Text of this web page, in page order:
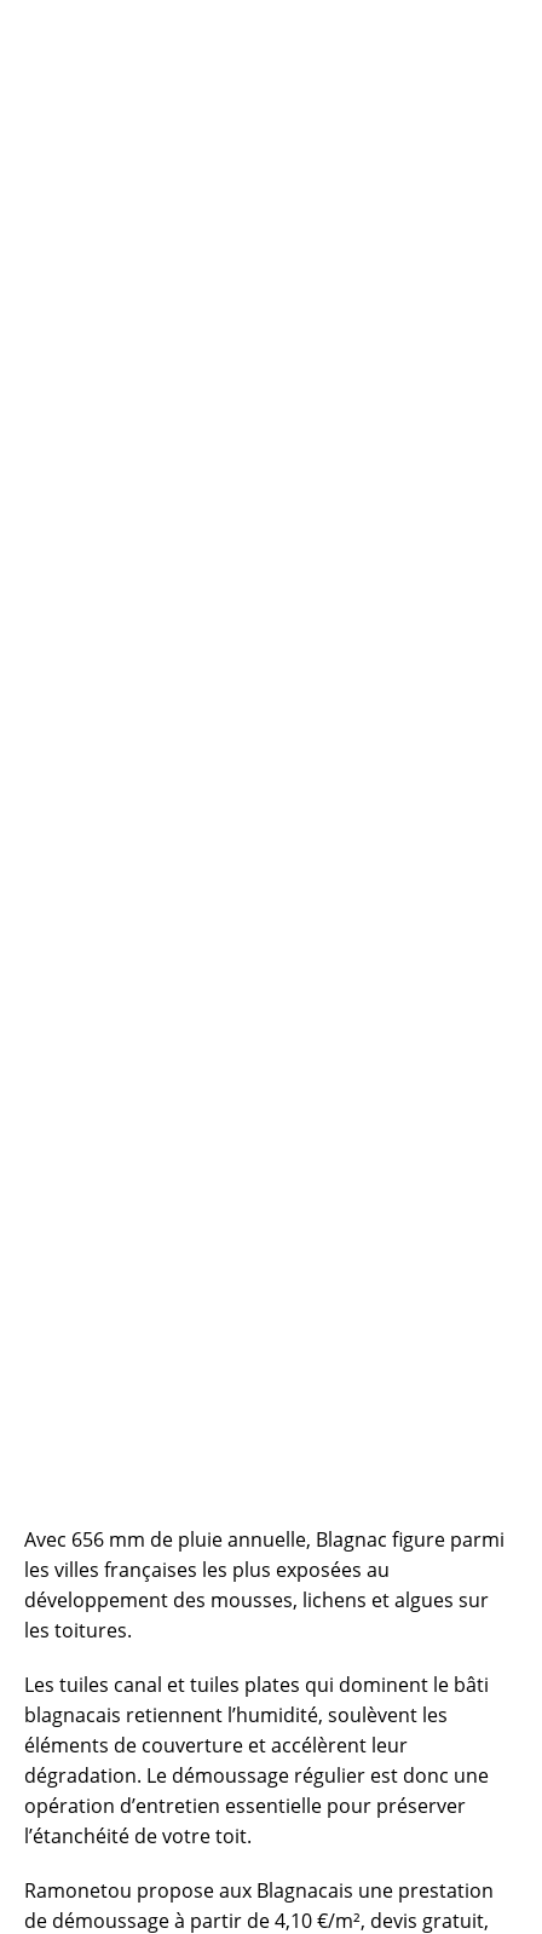
Avec 656 mm de pluie annuelle, Blagnac figure parmi
les villes françaises les plus exposées au
développement des mousses, lichens et algues sur
les toitures.
Les tuiles canal et tuiles plates qui dominent le bâti
blagnacais retiennent l’humidité, soulèvent les
éléments de couverture et accélèrent leur
dégradation. Le démoussage régulier est donc une
opération d’entretien essentielle pour préserver
l’étanchéité de votre toit.
Ramonetou propose aux Blagnacais une prestation
de démoussage à partir de 4,10 €/m², devis gratuit,